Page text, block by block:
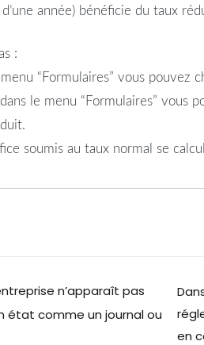
année) bénéficie du taux
:
“Formulaires” vous pouvez
le menu “Formulaires” vous
soumis au taux normal se
n’apparaît pas
état comme un journal ou
en